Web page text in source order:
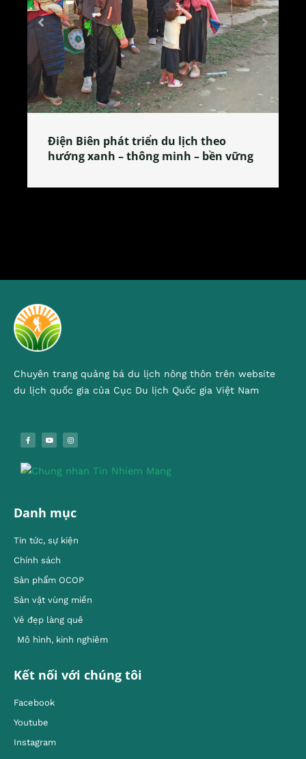
Làng làm bánh tẻ Phú Nhi – nơi lan
tỏa đặc sản xứ Đoài
Chuyên trang quảng bá du lịch nông thôn trên website
du lịch quốc gia của Cục Du lịch Quốc gia Việt Nam
Danh mục
Tin tức, sự kiện
Chính sách
Sản phẩm OCOP
Sản vật vùng miền
Vẻ đẹp làng quê
Mô hình, kinh nghiêm
Kết nối với chúng tôi
Facebook
Youtube
Instagram